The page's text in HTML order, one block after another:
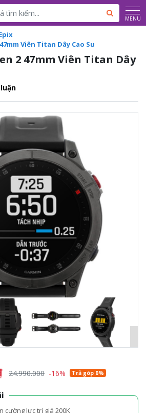
MENU
Viên Titan Dây Cao Su
2 47mm Viên Titan Dây
24.990.000 -16% Trả góp 0%
cường lực trị giá 200K